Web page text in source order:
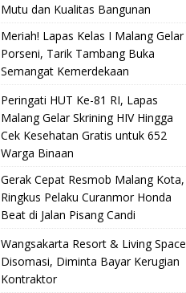
Mutu dan Kualitas Bangunan
Meriah! Lapas Kelas I Malang Gelar
Porseni, Tarik Tambang Buka
Semangat Kemerdekaan
Peringati HUT Ke-81 RI, Lapas
Malang Gelar Skrining HIV Hingga
Cek Kesehatan Gratis untuk 652
Warga Binaan
Gerak Cepat Resmob Malang Kota,
Ringkus Pelaku Curanmor Honda
Beat di Jalan Pisang Candi
Wangsakarta Resort & Living Space
Disomasi, Diminta Bayar Kerugian
Kontraktor